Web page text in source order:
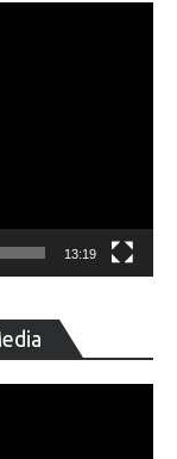
13:19
de